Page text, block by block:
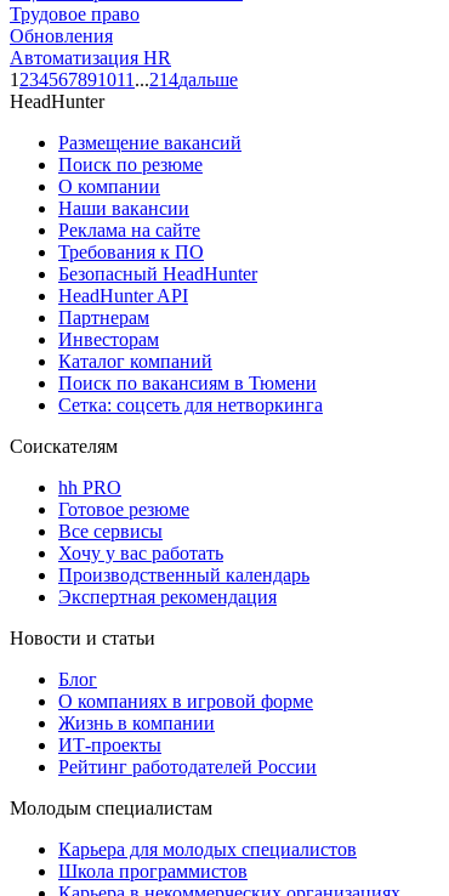
Трудовое право
Обновления
Автоматизация HR
1 234567891011 ...214дальше
HeadHunter
Размещение вакансий
Поиск по резюме
О компании
Наши вакансии
Реклама на сайте
Требования к ПО
Безопасный HeadHunter
HeadHunter API
Партнерам
Инвесторам
Каталог компаний
Поиск по вакансиям в Тюмени
Сетка: соцсеть для нетворкинга
Соискателям
hh PRO
Готовое резюме
Все сервисы
Хочу у вас работать
Производственный календарь
Экспертная рекомендация
Новости и статьи
Блог
О компаниях в игровой форме
Жизнь в компании
ИТ-проекты
Рейтинг работодателей России
Молодым специалистам
Карьера для молодых специалистов
Школа программистов